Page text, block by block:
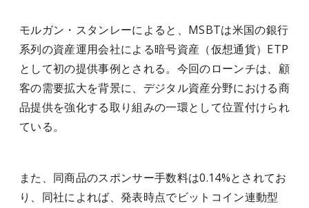
モルガン・スタンレーによると、MSBTは米国の銀行
系列の資産運用会社による暗号資産（仮想通貨）ETP
として初の提供事例とされる。今回のローンチは、顧
客の需要拡大を背景に、デジタル資産分野における商
品提供を強化する取り組みの一環として位置付けられ
ている。
また、同商品のスポンサー手数料は0.14%とされてお
り、同社によれば、発表時点でビットコイン連動型